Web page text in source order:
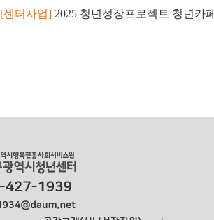
[센터사업] 2025 청년성장프로젝트 청년카